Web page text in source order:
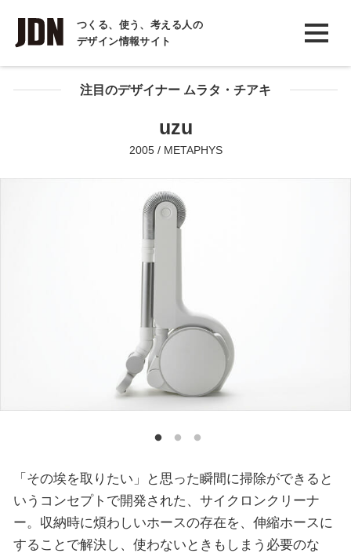
つくる、使う、考える人の
デザイン情報サイト
INTERVIEW
インタビュー
REPORT
注目のデザイナー ムラタ・チアキ
uzu
2005 / METAPHYS
「その埃を取りたい」と思った瞬間に掃除ができると
いうコンセプトで開発された、サイクロンクリーナ
ー。収納時に煩わしいホースの存在を、伸縮ホースに
することで解決し、使わないときもしまう必要のな